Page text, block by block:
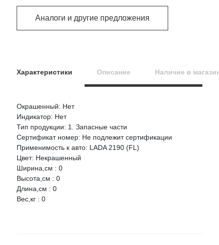
Аналоги и другие предложения
Характеристики Описание Наличие в
Окрашенный: Нет
Индикатор: Нет
Тип продукции: 1. Запасные части
Сертификат номер: Не подлежит сертификации
Применимость к авто: LADA 2190 (FL)
Цвет: Некрашенный
Ширина,см : 0
Высота,см : 0
Длина,см : 0
Вес,кг : 0
НАЛИЧИЕ
АВТОВАЗ Кронштейн крыла
Артикул: 8450104281
1 шт.
Оцените товар:
Ваше имя
E-mail